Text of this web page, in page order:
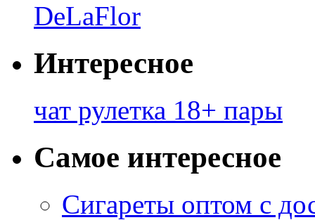
DeLaFlor
Интересное
чат рулетка 18+ пары
Самое интересное
Сигареты оптом с